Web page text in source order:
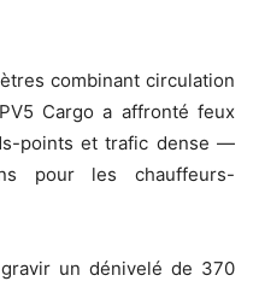
combinant circulation
Cargo a affronté feux
points et trafic dense —
pour les chauffeurs-
un dénivelé de 370